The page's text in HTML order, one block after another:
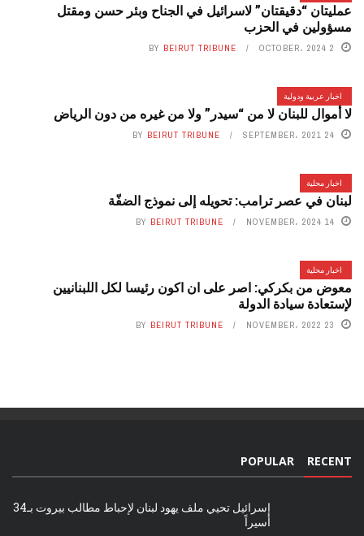
عمليتان “دقيقتان” لاسرائيل في الجناح وبئر حسن ومقتل
مسؤولين في الحزب
2 OCTOBER، 2024 BY BEIRUT TRIBUNE
اخبار عربية ودولية
لا أموال للبنان لا من “سيدر” ولا من غيره من دون الرياض
24 SEPTEMBER، 2021 BY BEIRUT TRIBUNE
اخبار محلية
لبنان في عصر ترامب: تحويله إلى نموذج الضفّة
14 NOVEMBER، 2024 BY BEIRUT TRIBUNE
اخبار محلية
معوض من بكركي: اصر على ان اكون رئيسا لكل اللبنانيين
لإستعادة سيادة الدولة
23 NOVEMBER، 2022 BY BEIRUT TRIBUNE
RECENT
POPULAR
إسرائيل تحيي ملف يهود لبنان لإحباط مطالب بيروت بـ34
أسيراً